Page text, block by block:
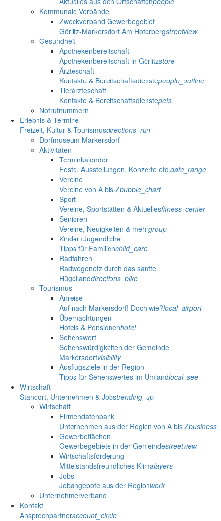
Kommunale Verbände
Zweckverband Gewerbegebiet
Görlitz-Markersdorf Am Hoterbergstreetview
Gesundheit
Apothekenbereitschaft
Apothekenbereitschaft in Görlitzstore
Ärzteschaft
Kontakte & Bereitschaftsdienstepeople_outline
Tierärzteschaft
Kontakte & Bereitschaftsdienstepets
Notrufnummern
Erlebnis & Termine
Freizeit, Kultur & Tourismusdirections_run
Dorfmuseum Markersdorf
Aktivitäten
Terminkalender
Feste, Ausstellungen, Konzerte etc.date_range
Vereine
Vereine von A bis Zbubble_chart
Sport
Vereine, Sportstätten & Aktuellesfitness_center
Senioren
Vereine, Neuigkeiten & mehrgroup
Kinder+Jugendliche
Tipps für Familienchild_care
Radfahren
Radwegenetz durch das sanfte
Hügellanddirections_bike
Tourismus
Anreise
Auf nach Markersdorf! Doch wie?local_airport
Übernachtungen
Hotels & Pensionenhotel
Sehenswert
Sehenswürdigkeiten der Gemeinde
Markersdorfvisibility
Ausflugsziele in der Region
Tipps für Sehenswertes im Umlandlocal_see
Wirtschaft
Standort, Unternehmen & Jobstrending_up
Wirtschaft
Firmendatenbank
Unternehmen aus der Region von A bis Zbusiness
Gewerbeflächen
Gewerbegebiete in der Gemeindestreetview
Wirtschaftsförderung
Mittelstandsfreundliches Klimalayers
Jobs
Jobangebote aus der Regionwork
Unternehmerverband
Kontakt
Ansprechpartneraccount_circle